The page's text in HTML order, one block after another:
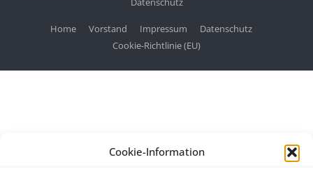
Cookie-Information
Home Vorstand Impressum
Datenschutz
Cookie-Richtlinie (EU)